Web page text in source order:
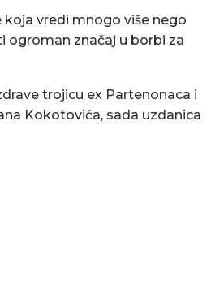
koja vredi mnogo više nego
ogroman značaj u borbi za
trojicu ex Partenonaca i
Kokotovića, sada uzdanica